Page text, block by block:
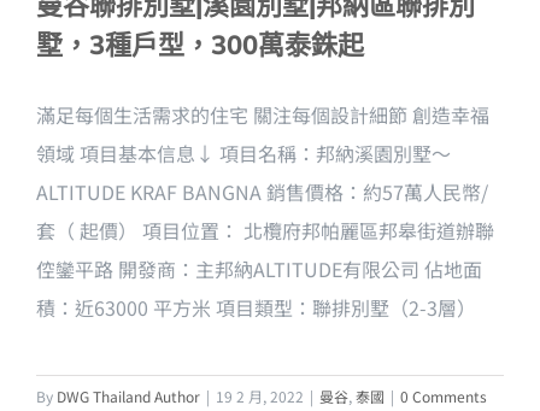
墅，3種戶型，300萬泰銖起
滿足每個生活需求的住宅 關注每個設計細節 創造幸福
領域 項目基本信息↓ 項目名稱：邦納溪園別墅～
ALTITUDE KRAF BANGNA 銷售價格：約57萬人民幣/
套（ 起價） 項目位置： 北欖府邦帕麗區邦皋街道辦聯
倥鑾平路 開發商：主邦納ALTITUDE有限公司 佔地面
積：近63000 平方米 項目類型：聯排別墅（2-3層）
By DWG Thailand Author | 19 2 月, 2022 | 曼谷, 泰國 | 0 Comments